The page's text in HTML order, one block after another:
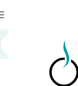
Υγρά